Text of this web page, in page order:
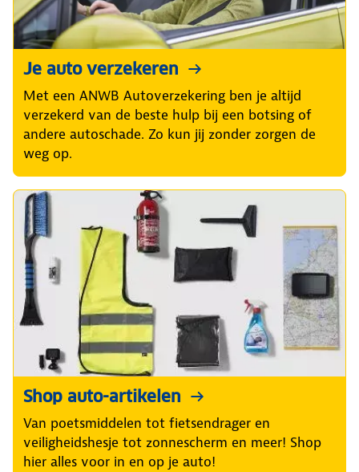
Je auto verzekeren
Met een ANWB Autoverzekering ben je altijd
verzekerd van de beste hulp bij een botsing of
andere autoschade. Zo kun jij zonder zorgen de
weg op.
Shop auto-artikelen
Van poetsmiddelen tot fietsendrager en
veiligheidshesje tot zonnescherm en meer! Shop
hier alles voor in en op je auto!